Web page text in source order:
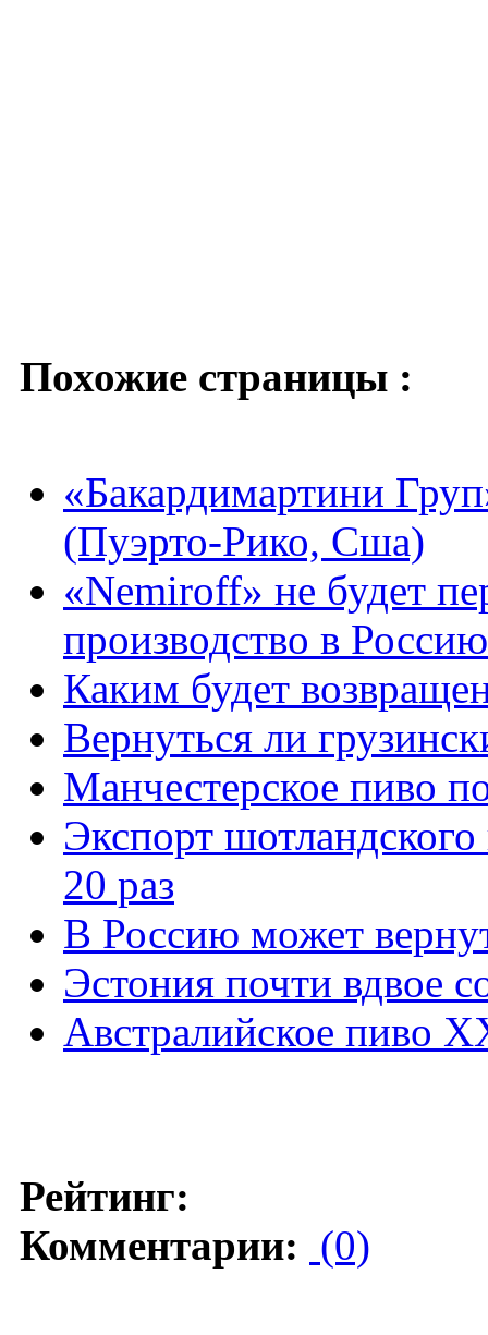
Похожие страницы :
«Бакардимартини
(Пуэрто-Рико, Сша)
«Nemiroff» не будет
производство в Россию
Каким будет
Вернуться ли
Манчестерское пиво
Экспорт
20 раз
В Россию может
Эстония почти вдвое
Австралийское пиво
Рейтинг:
Комментарии: (0)